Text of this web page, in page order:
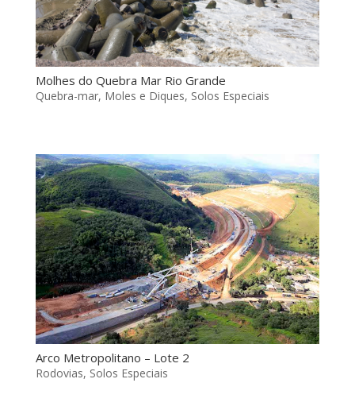
Molhes do Quebra Mar Rio Grande
Quebra-mar, Moles e Diques, Solos Especiais
Arco Metropolitano – Lote 2
Rodovias, Solos Especiais